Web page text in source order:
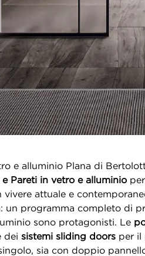
e alluminio Plana di
e Pareti in vetro e alluminio
vivere attuale e
un programma completo di
sono protagonisti.
Le
dei sistemi sliding doors per il
sia con doppio